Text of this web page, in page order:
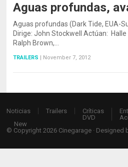
Aguas profundas,
Aguas profundas (Dark Tide, EUA-
Dirige: John Stockwell Actúan:
Ralph Brown,…
TRAILERS | November 7, 2012
Noticias Trailers
Críticas
DVD
New
© Copyright 2026 Cinegarage · Designed